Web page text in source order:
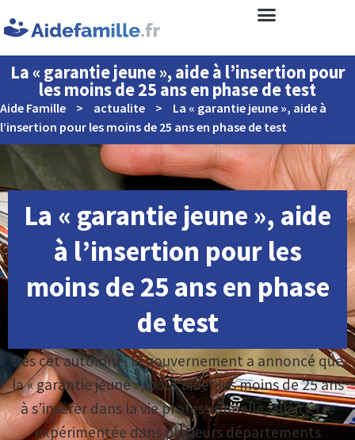
La « garantie jeune », aide à l’insertion pour
les moins de 25 ans en phase de test
Aide Famille > actualite >
La « garantie jeune », aide à
l’insertion pour les moins de 25 ans en phase de test
La « garantie jeune », aide
à l’insertion pour les
moins de 25 ans en phase
de test
Dès cet automne, le gouvernement a annoncé que
la « garantie jeune », pour aider les moins de 25 ans
à s’insérer dans la vie professionnelle, allait être
expérimentée dans plusieurs départements